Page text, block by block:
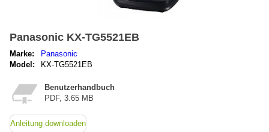
Panasonic KX-TG5521EB
Marke:
Panasonic
Model:
KX-TG5521EB
Benutzerhandbuch
PDF, 3.65 MB
Anleitung downloaden